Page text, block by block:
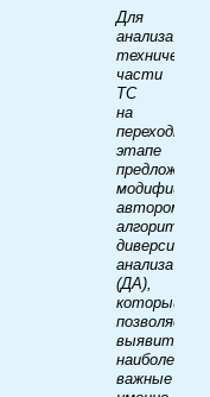
Для
анализа
технической
части
ТС
на
переходном
этапе
предложен
автором
алгоритм
анализа
(ДА),
который
позволяет
выявить
наиболее
важные